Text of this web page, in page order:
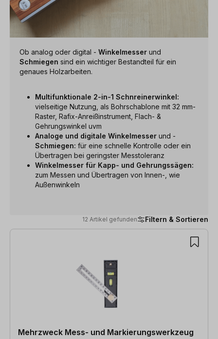
Ob analog oder digital - Winkelmesser und
Schmiegen sind ein wichtiger Bestandteil für ein
genaues Holzarbeiten.
Multifunktionale 2-in-1 Schnreinerwinkel:
vielseitige Nutzung, als Bohrschablone mit 32 mm-
Raster, Rafix-Anreißinstrument, Flach- &
Gehrungswinkel uvm
Analoge und digitale Winkelmesser und -
Schmiegen: für eine schnelle Kontrolle oder ein
Übertragen bei geringster Messtoleranz
Winkelmesser für Kapp- und Gehrungssägen:
zum Messen und Übertragen von Innen-, wie
Außenwinkeln
12 Artikel gefunden Filtern & Sortieren
12 Artikel gefunden
Mehrzweck Mess- und Markierungswerkzeug